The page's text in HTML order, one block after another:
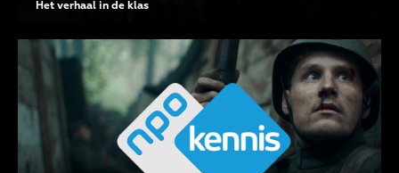
Het verhaal in de klas